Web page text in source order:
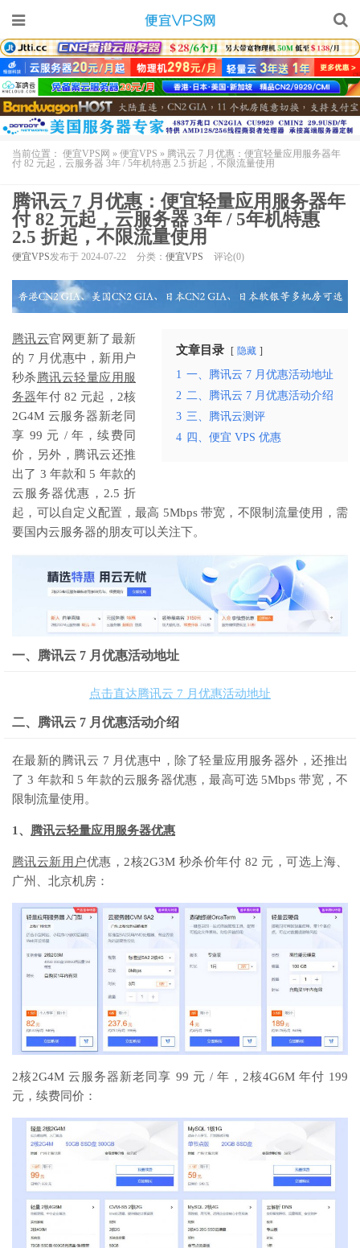
当前位置： 便宜VPS网 » 便宜VPS » 腾讯云 7 月优惠：便宜轻量应用服务器年
付 82 元起，云服务器 3年 / 5年机特惠 2.5 折起，不限流量使用
腾讯云 7 月优惠：便宜轻量应用服务器年
付 82 元起，云服务器 3年 / 5年机特惠
2.5 折起，不限流量使用
便宜VPS发布于 2024-07-22 分类： 便宜VPS 评论(0)
文章目录 隐藏
1 一、腾讯云 7 月优惠活动地址
2 二、腾讯云 7 月优惠活动介绍
3 三、腾讯云测评
4 四、便宜 VPS 优惠
腾讯云官网更新了最新
的 7 月优惠中，新用户
秒杀腾讯云轻量应用服
务器年付 82 元起，2核
2G4M 云服务器新老同
享 99 元 / 年，续费同
价，另外，腾讯云还推
出了 3 年款和 5 年款的
云服务器优惠，2.5 折
起，可以自定义配置，最高 5Mbps 带宽，不限制流量使用，需
要国内云服务器的朋友可以关注下。
一、腾讯云 7 月优惠活动地址
点击直达腾讯云 7 月优惠活动地址
二、腾讯云 7 月优惠活动介绍
在最新的腾讯云 7 月优惠中，除了轻量应用服务器外，还推出
了 3 年款和 5 年款的云服务器优惠，最高可选 5Mbps 带宽，不
限制流量使用。
1、 腾讯云轻量应用服务器优惠
腾讯云新用户优惠，2核2G3M 秒杀价年付 82 元，可选上海、
广州、北京机房：
2核2G4M 云服务器新老同享 99 元 / 年，2核4G6M 年付 199
元，续费同价：